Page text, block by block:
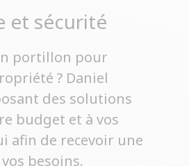
et sécurité
portillon pour
? Daniel
des solutions
budget et à vos
afin de recevoir une
besoins.